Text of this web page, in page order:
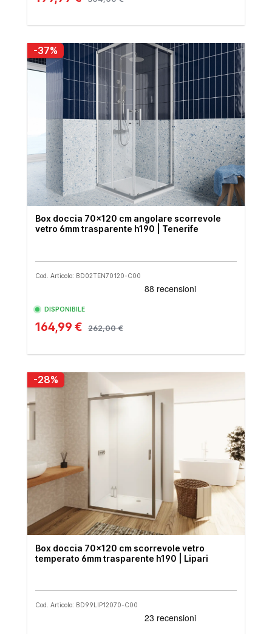
-37%
Box doccia 70x120 cm angolare scorrevole
vetro 6mm trasparente h190 | Tenerife
Cod. Articolo: BD02TEN70120-C00
DISPONIBILE
164,99 € 262,00 €
-28%
Box doccia 70x120 cm scorrevole vetro
temperato 6mm trasparente h190 | Lipari
Cod. Articolo: BD99LIP12070-C00